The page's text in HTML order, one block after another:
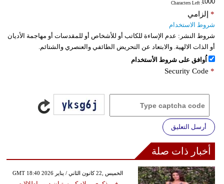
: Characters Left
إلزامي *
شروط الاستخدام
شروط النشر: عدم الإساءة للكاتب أو للأشخاص أو للمقدسات أو مهاجمة الأديان
أو الذات الالهية. والابتعاد عن التحريض الطائفي والعنصري والشتائم.
اُوافق على شروط الأستخدام
Security Code *
أرسل التعليق
أخبار ذات صلة
GMT 18:40 2026 الخميس ,22 كانون الثاني / يناير